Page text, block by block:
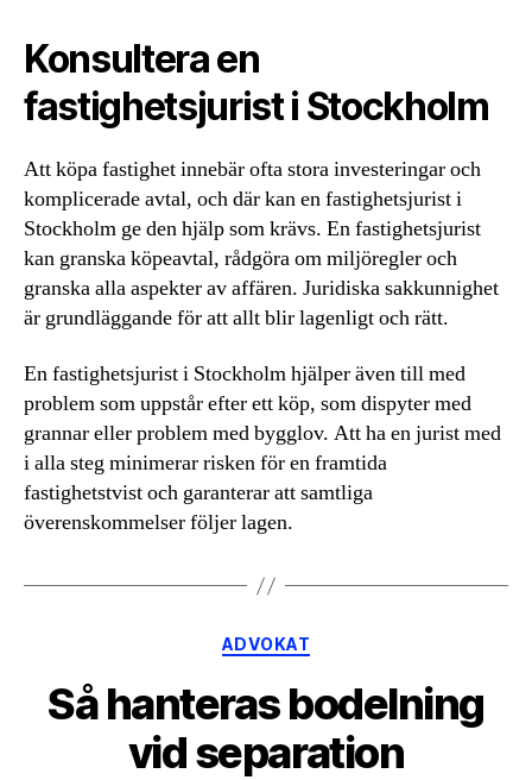
Konsultera en
fastighetsjurist i Stockholm
Att köpa fastighet innebär ofta stora investeringar och
komplicerade avtal, och där kan en fastighetsjurist i
Stockholm ge den hjälp som krävs. En fastighetsjurist
kan granska köpeavtal, rådgöra om miljöregler och
granska alla aspekter av affären. Juridiska sakkunnighet
är grundläggande för att allt blir lagenligt och rätt.
En fastighetsjurist i Stockholm hjälper även till med
problem som uppstår efter ett köp, som dispyter med
grannar eller problem med bygglov. Att ha en jurist med
i alla steg minimerar risken för en framtida
fastighetstvist och garanterar att samtliga
överenskommelser följer lagen.
Kategorier
ADVOKAT
Så hanteras bodelning
vid separation